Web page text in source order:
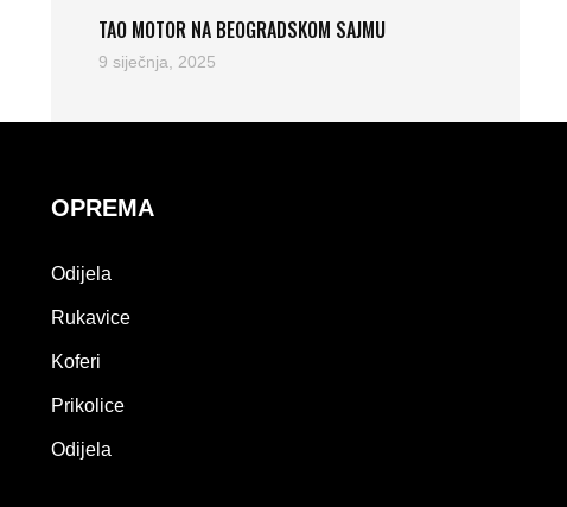
TAO MOTOR NA BEOGRADSKOM SAJMU
9 siječnja, 2025
OPREMA
Odijela
Rukavice
Koferi
Prikolice
Odijela